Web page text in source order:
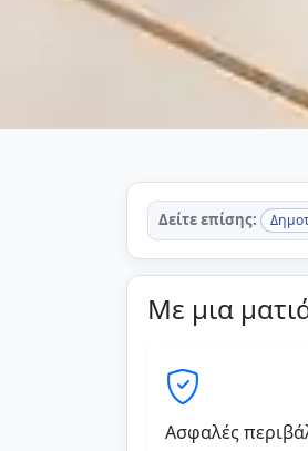
Δείτε επίσης:
Με μια
Ασφαλές